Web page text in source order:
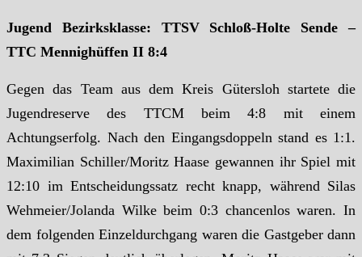
Jugend Bezirksklasse: TTSV Schloß-Holte Sende –
TTC Mennighüffen II 8:4
Gegen das Team aus dem Kreis Gütersloh startete die
Jugendreserve des TTCM beim 4:8 mit einem
Achtungserfolg. Nach den Eingangsdoppeln stand es 1:1.
Maximilian Schiller/Moritz Haase gewannen ihr Spiel mit
12:10 im Entscheidungssatz recht knapp, während Silas
Wehmeier/Jolanda Wilke beim 0:3 chancenlos waren. In
dem folgenden Einzeldurchgang waren die Gastgeber dann